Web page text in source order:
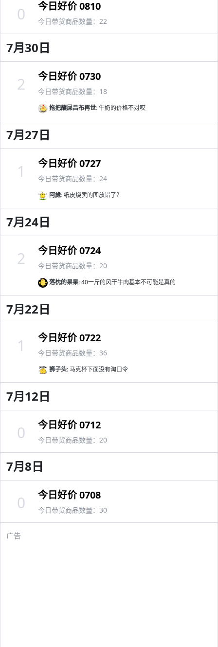
今日好价 0810
今日带货商品数量：22
0
7月30日
今日好价 0730
今日带货商品数量：18
拖把蘸屎吕布再世:牛奶的价格不对哎
2
7月27日
今日好价 0727
今日带货商品数量：24
阿歲:纸皮烧卖的图放错了？
1
7月24日
今日好价 0724
今日带货商品数量：20
落枕的杲杲:40一斤的风干牛肉基本不可能是真的
2
7月22日
今日好价 0722
今日带货商品数量：36
狮子头:马克杯下面没有淘口令
1
7月12日
今日好价 0712
今日带货商品数量：20
0
7月8日
今日好价 0708
今日带货商品数量：30
0
广告